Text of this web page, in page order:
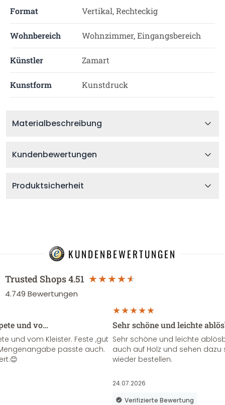
Format Vertikal, Rechteckig
Wohnbereich Wohnzimmer, Eingangsbereich
Künstler Zamart
Kunstform Kunstdruck
Materialbeschreibung
Kundenbewertungen
Produktsicherheit
KUNDENBEWERTUNGEN
Trusted Shops4.51
4.749 Bewertungen
und vo…
und vom Kleister. Feste ,gut
passte auch.
Sehr schöne und leichte
Sehr schöne und leichte
auch auf Holz und sehen
wieder bestellen.
24.07.2026
Verifizierte Bewertung